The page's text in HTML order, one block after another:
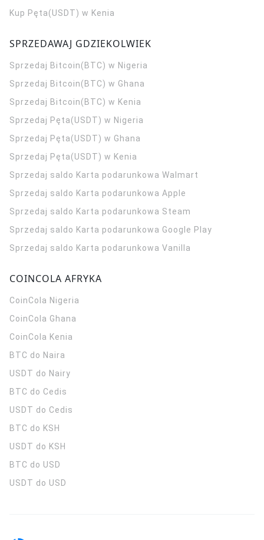
Kup Pęta(USDT) w Kenia
SPRZEDAWAJ GDZIEKOLWIEK
Sprzedaj Bitcoin(BTC) w Nigeria
Sprzedaj Bitcoin(BTC) w Ghana
Sprzedaj Bitcoin(BTC) w Kenia
Sprzedaj Pęta(USDT) w Nigeria
Sprzedaj Pęta(USDT) w Ghana
Sprzedaj Pęta(USDT) w Kenia
Sprzedaj saldo Karta podarunkowa Walmart
Sprzedaj saldo Karta podarunkowa Apple
Sprzedaj saldo Karta podarunkowa Steam
Sprzedaj saldo Karta podarunkowa Google Play
Sprzedaj saldo Karta podarunkowa Vanilla
COINCOLA AFRYKA
CoinCola Nigeria
CoinCola Ghana
CoinCola Kenia
BTC do Naira
USDT do Nairy
BTC do Cedis
USDT do Cedis
BTC do KSH
USDT do KSH
BTC do USD
USDT do USD